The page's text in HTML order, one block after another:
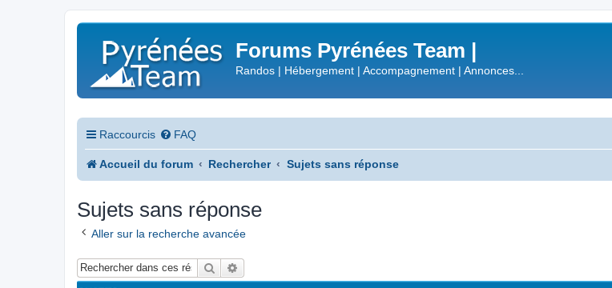
Forums Pyrénées Team |
Randos | Hébergement | Accompagnement | Annonces...
Raccourcis FAQ
Accueil du forum Rechercher Sujets sans réponse
Sujets sans réponse
Aller sur la recherche avancée
Rechercher